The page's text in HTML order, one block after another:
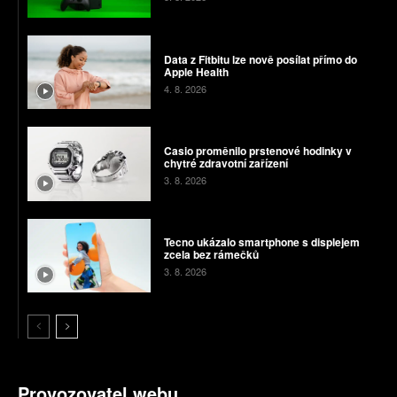
Data z Fitbitu lze nově posílat přímo do
Apple Health
4. 8. 2026
Casio proměnilo prstenové hodinky v
chytré zdravotní zařízení
3. 8. 2026
Tecno ukázalo smartphone s displejem
zcela bez rámečků
3. 8. 2026